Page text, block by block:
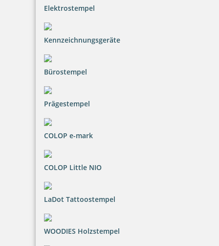
Elektrostempel
Kennzeichnungsgeräte
Bürostempel
Prägestempel
COLOP e-mark
COLOP Little NIO
LaDot Tattoostempel
WOODIES Holzstempel